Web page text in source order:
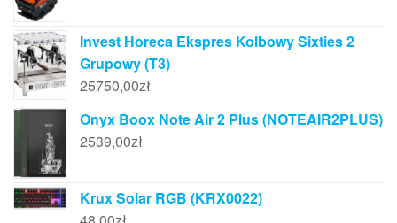
Invest Horeca Ekspres Kolbowy Sixties 2
Grupowy (T3)
25750,00zł
Onyx Boox Note Air 2 Plus (NOTEAIR2PLUS)
2539,00zł
Krux Solar RGB (KRX0022)